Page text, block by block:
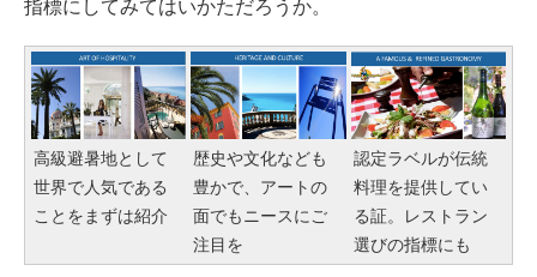
指標にしてみてはいかただろうか。
高級避暑地として
世界で人気である
ことをまずは紹介
歴史や文化なども
豊かで、アートの
面でもニースにご
注目を
認定ラベルが伝統
料理を提供してい
る証。レストラン
選びの指標にも